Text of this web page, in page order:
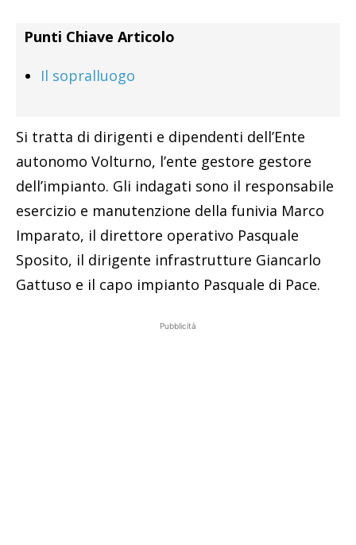
Punti Chiave Articolo
Il sopralluogo
Si tratta di dirigenti e dipendenti dell’Ente
autonomo Volturno, l’ente gestore gestore
dell’impianto. Gli indagati sono il responsabile
esercizio e manutenzione della funivia Marco
Imparato, il direttore operativo Pasquale
Sposito, il dirigente infrastrutture Giancarlo
Gattuso e il capo impianto Pasquale di Pace.
Pubblicità